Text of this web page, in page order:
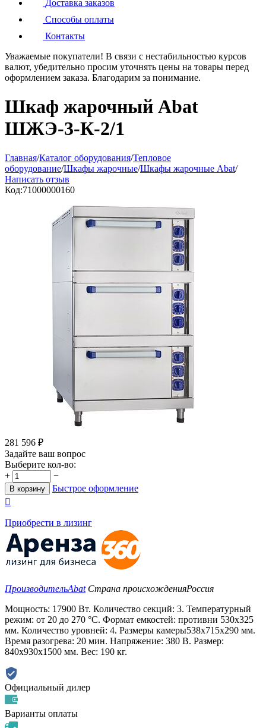
Доставка заказов
Способы оплаты
Контакты
Уважаемые покупатели! В связи с нестабильностью курсов
валют, убедительно просим уточнять цены на товары перед
оформлением заказа. Благодарим за понимание.
Шкаф жарочный Abat
ШЖЭ-3-К-2/1
Главная/Каталог оборудования/Тепловое
оборудование/Шкафы жарочные/Шкафы жарочные Abat/
Написать отзыв
Код:71000000160
281 596 ₽
Задайте ваш вопрос
Выберите кол-во:
+
−
В корзину
Быстрое оформление

Приобрести в лизинг
ПроизводительAbat Страна происхожденияРоссия
Мощность: 17900 Вт. Количество секций: 3. Температурный
режим: от 20 до 270 °С. Формат емкостей: противни 530x325
мм. Количество уровней: 4. Размеры камеры538x715x290 мм.
Время разогрева: 20 мин. Напряжение: 380 В. Размер:
840x930x1500 мм. Вес: 190 кг.
Официальный дилер
Варианты оплаты